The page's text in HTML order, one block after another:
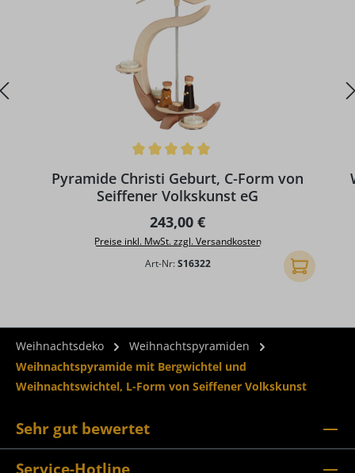
Pyramide Christi Geburt, C-Form von
Seiffener Volkskunst eG
Regulärer Preis:
243,00 €
Preise inkl. MwSt. zzgl. Versandkosten
Art-Nr: S16322 In den
Weihnachtsdeko
Weihnachtspyramiden
Weihnachtspyramide mit Bergwichtel und
Weihnachtswichtel, L-Form von Seiffener Volkskunst
Sehr gut bewertet